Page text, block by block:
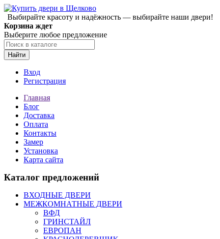
Выбирайте красоту и надёжность — выбирайте наши двери!
Корзина ждет
Выберите любое предложение
Найти
Вход
Регистрация
Главная
Блог
Доставка
Оплата
Контакты
Замер
Установка
Карта сайта
Каталог предложений
ВХОДНЫЕ ДВЕРИ
МЕЖКОМНАТНЫЕ ДВЕРИ
ВФД
ГРИНСТАЙЛ
ЕВРОПАН